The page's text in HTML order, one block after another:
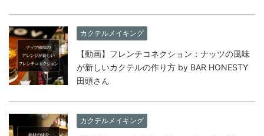
カクテルメイキング
【動画】フレンチコネクション：ナッツの風味
が新しいカクテルの作り方 by BAR HONESTY
田頭さん
カクテルメイキング